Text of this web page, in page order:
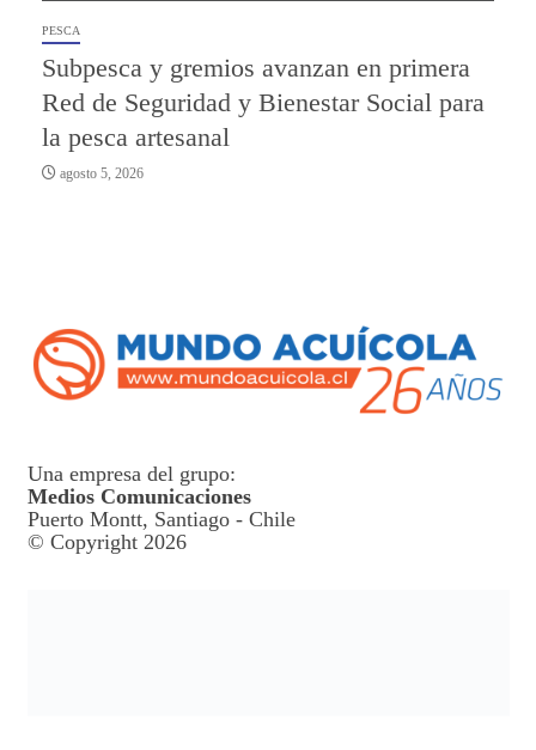
PESCA
Subpesca y gremios avanzan en primera
Red de Seguridad y Bienestar Social para
la pesca artesanal
agosto 5, 2026
Una empresa del grupo:
Medios Comunicaciones
Puerto Montt, Santiago - Chile
© Copyright 2026